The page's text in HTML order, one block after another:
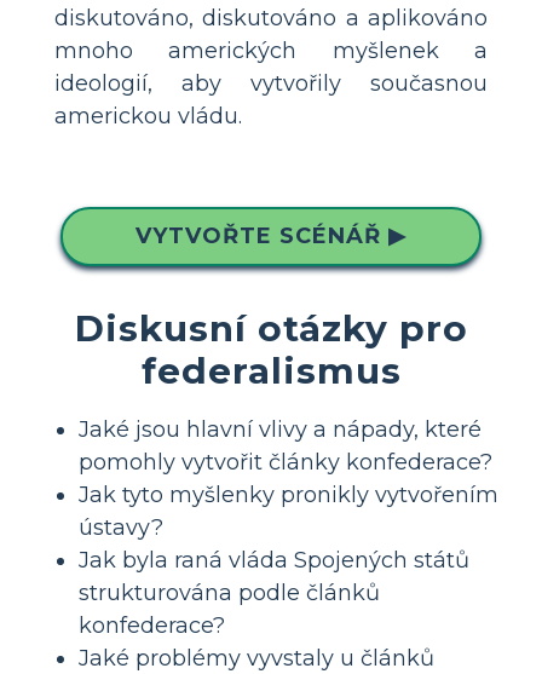
diskutováno, diskutováno a aplikováno
mnoho amerických myšlenek a
ideologií, aby vytvořily současnou
americkou vládu.
VYTVOŘTE SCÉNÁŘ ▶
Diskusní otázky pro
federalismus
Jaké jsou hlavní vlivy a nápady, které
pomohly vytvořit články konfederace?
Jak tyto myšlenky pronikly vytvořením
ústavy?
Jak byla raná vláda Spojených států
strukturována podle článků
konfederace?
Jaké problémy vyvstaly u článků